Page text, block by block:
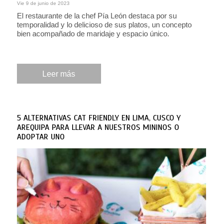
Vie 9 de junio de 2023
El restaurante de la chef Pía León destaca por su
temporalidad y lo delicioso de sus platos, un concepto
bien acompañado de maridaje y espacio único.
Leer más
5 ALTERNATIVAS CAT FRIENDLY EN LIMA, CUSCO Y
AREQUIPA PARA LLEVAR A NUESTROS MININOS O
ADOPTAR UNO